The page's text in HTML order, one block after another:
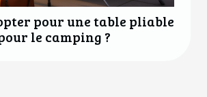
pour une table pliable
le camping ?